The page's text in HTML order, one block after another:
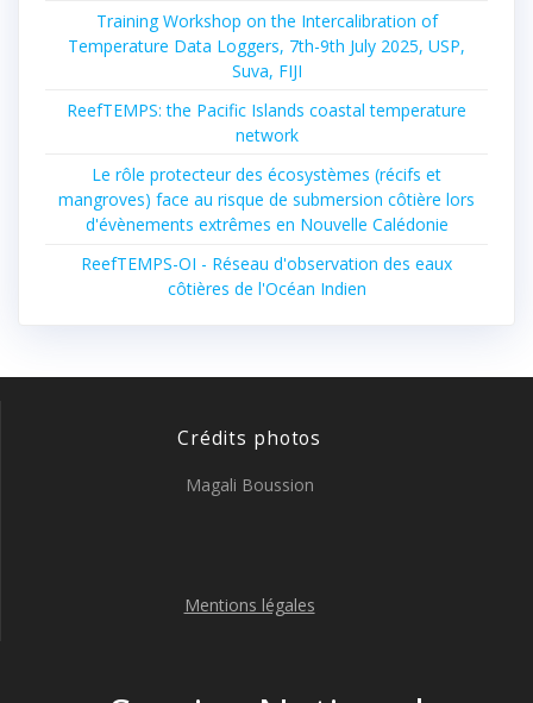
Training Workshop on the Intercalibration of
Temperature Data Loggers, 7th-9th July 2025, USP,
Suva, FIJI
ReefTEMPS: the Pacific Islands coastal temperature
network
Le rôle protecteur des écosystèmes (récifs et
mangroves) face au risque de submersion côtière lors
d'évènements extrêmes en Nouvelle Calédonie
ReefTEMPS-OI - Réseau d'observation des eaux
côtières de l'Océan Indien
Crédits photos
Magali Boussion
Mentions légales